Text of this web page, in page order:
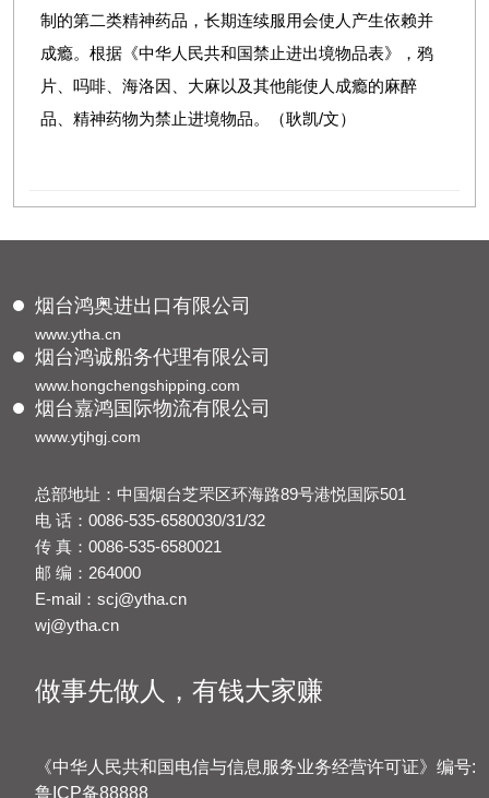
制的第二类精神药品，长期连续服用会使人产生依赖并
成瘾。根据《中华人民共和国禁止进出境物品表》，鸦
片、吗啡、海洛因、大麻以及其他能使人成瘾的麻醉
品、精神药物为禁止进境物品。（耿凯/文）
烟台鸿奥进出口有限公司
www.ytha.cn
烟台鸿诚船务代理有限公司
www.hongchengshipping.com
烟台嘉鸿国际物流有限公司
www.ytjhgj.com
总部地址：中国烟台芝罘区环海路89号港悦国际501
电 话：0086-535-6580030/31/32
传 真：0086-535-6580021
邮 编：264000
E-mail：scj@ytha.cn
wj@ytha.cn
做事先做人，有钱大家赚
《中华人民共和国电信与信息服务业务经营许可证》编号:
鲁ICP备88888